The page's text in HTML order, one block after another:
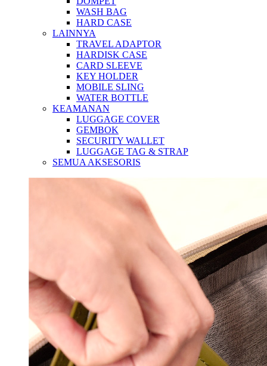
WASH BAG
HARD CASE
LAINNYA
TRAVEL ADAPTOR
HARDISK CASE
CARD SLEEVE
KEY HOLDER
MOBILE SLING
WATER BOTTLE
KEAMANAN
LUGGAGE COVER
GEMBOK
SECURITY WALLET
LUGGAGE TAG & STRAP
SEMUA AKSESORIS